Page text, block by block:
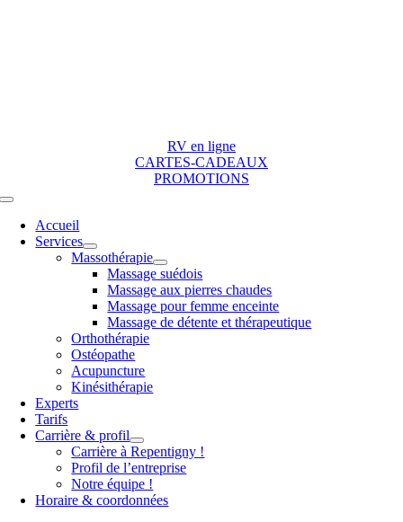
RV en ligne
CARTES-CADEAUX
PROMOTIONS
Toggle
NavigationAccueil
Services
Massothérapie
Massage suédois
Massage aux pierres chaudes
Massage pour femme enceinte
Massage de détente et thérapeutique
Orthothérapie
Ostéopathe
Acupuncture
Kinésithérapie
Experts
Tarifs
Carrière & profil
Carrière à Repentigny !
Profil de l’entreprise
Notre équipe !
Horaire & coordonnées